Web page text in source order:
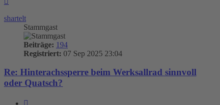
shartelt
Stammgast
Beiträge: 194
Registriert: 07 Sep 2025 23:04
Re: Hinterachssperre beim Werksallrad sinnvoll
oder Quatsch?